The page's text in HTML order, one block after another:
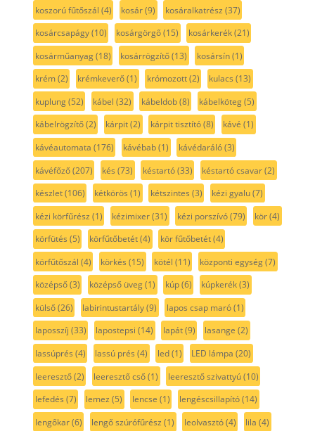
koszorú fűtőszál (4) kosár(9) kosáralkatrész (37)
kosárcsapágy(10) kosárgörgő(15) kosárkerék(21)
kosárműanyag(18) kosárrögzítő(13) kosársín(1)
krém(2) krémkeverő(1) krómozott(2) kulacs (13)
kuplung(52) kábel (32) kábeldob(8) kábelköteg(5)
kábelrögzítő(2) kárpit(2) kárpit tisztító(8) kávé (1)
kávéautomata (176) kávébab(1) kávédaráló(3)
kávéfőző(207) kés (73) késtartó(33) késtartó csavar(2)
készlet(106) kétkörös (1) kétszintes (3) kézi gyalu(7)
kézi körfűrész (1) kézimixer(31) kézi porszívó(79) kör(4)
körfütés (5) körfűtőbetét(4) kör fűtőbetét(4)
körfűtőszál (4) körkés (15) kötél (11) központi egység(7)
középső(3) középső üveg(1) kúp(6) kúpkerék(3)
külső(26) labirintustartály(9) lapos csap maró(1)
laposszíj (33) lapostepsi (14) lapát(9) lasange (2)
lassúprés (4) lassú prés (4) led(1) LED lámpa (20)
leeresztő(2) leeresztő cső(1) leeresztő szivattyú(10)
lefedés (7) lemez (5) lencse (1) lengéscsillapító(14)
lengőkar(6) lengő szúrófűrész (1) leolvasztó(4) lila (4)